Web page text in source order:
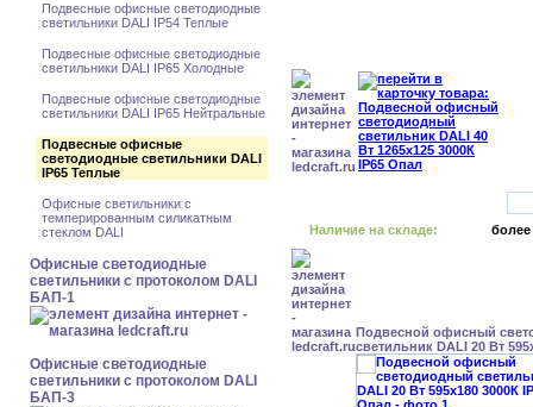
Подвесные офисные светодиодные
светильники DALI IP54 Теплые
Подвесные офисные светодиодные
светильники DALI IP65 Холодные
Подвесные офисные светодиодные
светильники DALI IP65 Нейтральные
Подвесные офисные
светодиодные светильники DALI
IP65 Теплые
Офисные светильники с
темперированным силикатным
стеклом DALI
Офисные светодиодные
светильники с протоколом DALI
БАП-1
Офисные светодиодные
светильники с протоколом DALI
БАП-3
Наличие на складе: более
Подвесной офисный
светильник DALI 20 Вт